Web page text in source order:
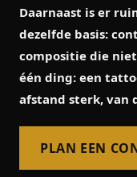
Daarnaast is er
dezelfde basis:
compositie die
één ding: een
afstand sterk, van
PLAN EEN